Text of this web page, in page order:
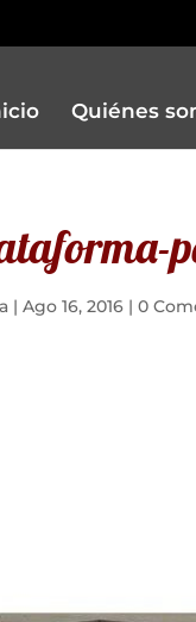
Quiénes
|Ago 16, 2016 |0